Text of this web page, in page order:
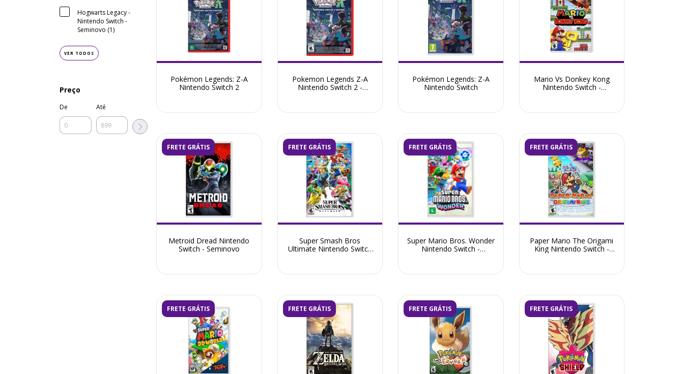
Hogwarts Legacy -
Nintendo Switch -
Seminovo (1)
VER TODOS
Preço
De Até
Pokémon Legends: Z-A
Nintendo Switch 2
Pokemon Legends Z-A
Nintendo Switch 2 -
Pokémon Legends: Z-A
Nintendo Switch
Mario Vs Donkey Kong
Nintendo Switch -
FRETE GRÁTIS
Metroid Dread Nintendo
Switch - Seminovo
FRETE GRÁTIS
Super Smash Bros
Ultimate Nintendo Switch
FRETE GRÁTIS
Super Mario Bros. Wonder
Nintendo Switch -
FRETE GRÁTIS
Paper Mario The Origami
King Nintendo Switch -
FRETE GRÁTIS FRETE GRÁTIS FRETE GRÁTIS FRETE GRÁTIS